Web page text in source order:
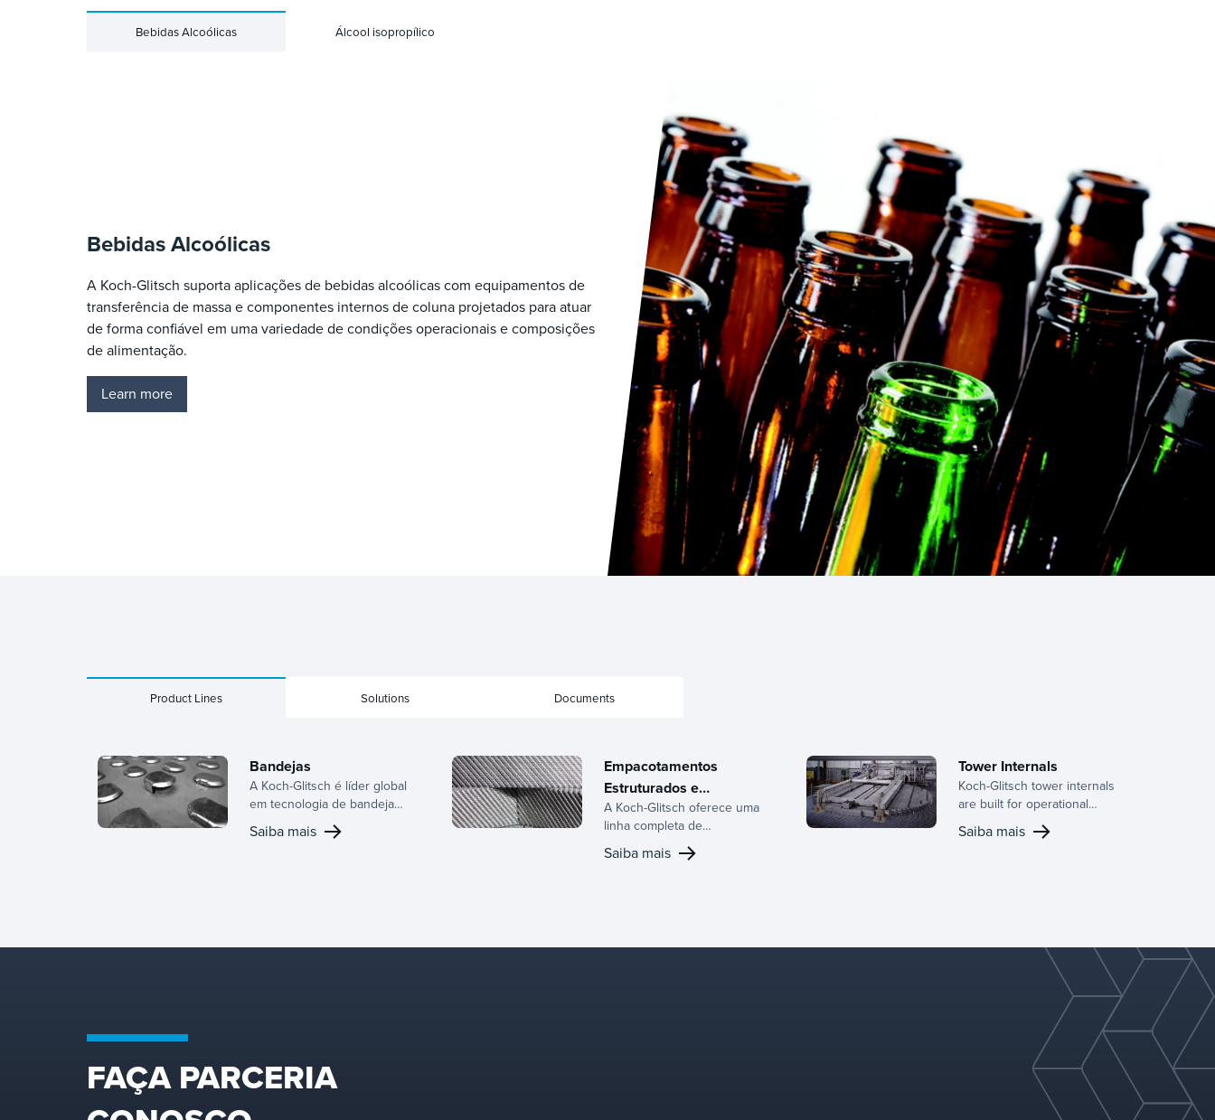
Bebidas Alcoólicas Álcool isopropílico
Bebidas Alcoólicas
A Koch-Glitsch suporta aplicações de bebidas alcoólicas com equipamentos de
transferência de massa e componentes internos de coluna projetados para atuar
de forma confiável em uma variedade de condições operacionais e composições
de alimentação.
Learn more
Product Lines Solutions Documents
Bandejas
A Koch-Glitsch é líder global
em tecnologia de bandejas,
oferecendo uma ampla
gama de designs para
fornecemos a bandeja certa
Saiba mais
Empacotamentos
Estruturados e
Aleatórios
A Koch-Glitsch oferece uma
linha completa de
empacotamentos
estruturados e aleatórios,
transferência de massa e
Saiba mais
Tower Internals
Koch-Glitsch tower internals
are built for operational
efficiency, delivering
consistent performance and
Saiba mais
FAÇA PARCERIA